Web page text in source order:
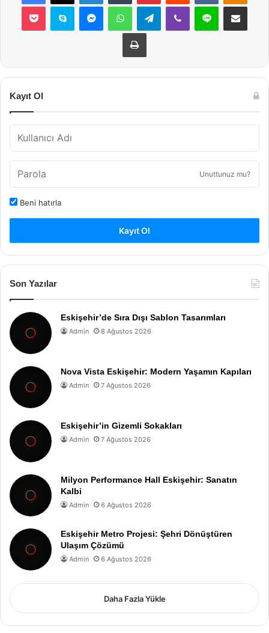
Pocket Skype MessengerWhatsAppTelegramViber Line E-Posta ile
Yazdır
Kayıt Ol
Unuttunuz mu?
Beni hatırla
Kayıt Ol
Son Yazılar
Eskişehir’de Sıra Dışı Sablon Tasarımları
Admin 8 Ağustos 2026
Nova Vista Eskişehir: Modern Yaşamın Kapıları
Admin 7 Ağustos 2026
Eskişehir’in Gizemli Sokakları
Admin 7 Ağustos 2026
Milyon Performance Hall Eskişehir: Sanatın
Kalbi
Admin 6 Ağustos 2026
Eskişehir Metro Projesi: Şehri Dönüştüren
Ulaşım Çözümü
Admin 6 Ağustos 2026
Daha Fazla Yükle